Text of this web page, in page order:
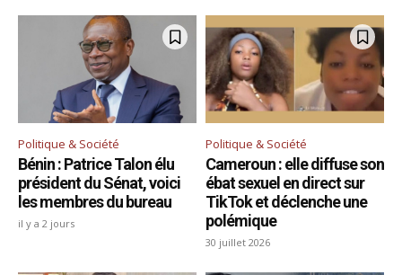
Politique & Société
Bénin : Patrice Talon élu
président du Sénat, voici
les membres du bureau
il y a 2 jours
Politique & Société
Cameroun : elle diffuse son
ébat sexuel en direct sur
TikTok et déclenche une
polémique
30 juillet 2026